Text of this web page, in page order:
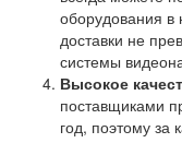
оборудования в
доставки не
системы
Высокое
поставщиками
год, поэтому за